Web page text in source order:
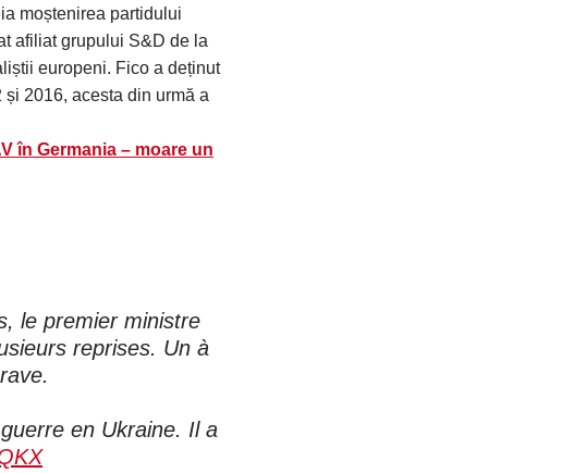
moștenirea partidului
afiliat grupului S&D de la
europeni. Fico a deținut
2016, acesta din urmă a
în Germania – moare un
le premier ministre
reprises. Un à
en Ukraine. Il a